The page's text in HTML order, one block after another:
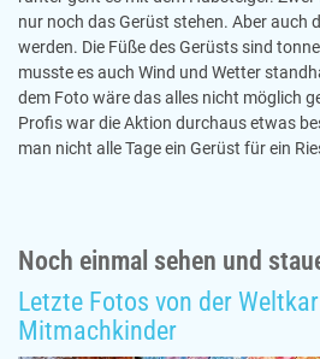
nur noch das Gerüst stehen. Aber auch
werden. Die Füße des Gerüsts sind
musste es auch Wind und Wetter
dem Foto wäre das alles nicht möglich
Profis war die Aktion durchaus etwas
man nicht alle Tage ein Gerüst für ein
Noch einmal sehen und
Letzte Fotos von der
Mitmachkinder